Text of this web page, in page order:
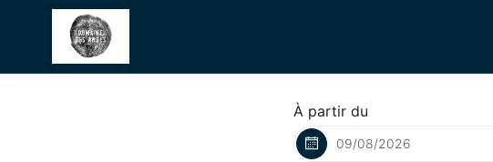
À partir du